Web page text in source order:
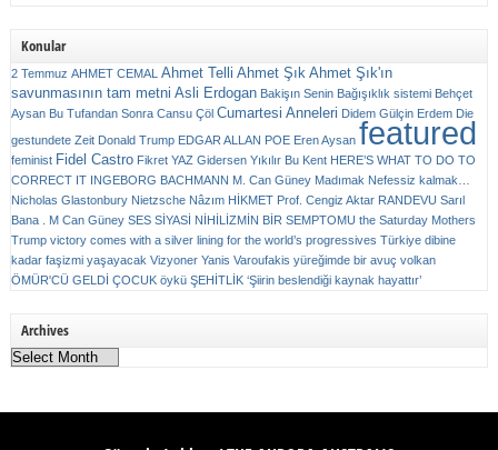
Konular
2 Temmuz AHMET CEMAL Ahmet Telli Ahmet Şık Ahmet Şık'ın
savunmasının tam metni Asli Erdogan Bakişın Senin Bağışıklık sistemi Behçet
Aysan Bu Tufandan Sonra Cansu Çöl Cumartesi Anneleri Didem Gülçin Erdem Die
gestundete Zeit Donald Trump EDGAR ALLAN POE Eren Aysan featured
feminist Fidel Castro Fikret YAZ Gidersen Yıkılır Bu Kent HERE’S WHAT TO DO TO
CORRECT IT INGEBORG BACHMANN M. Can Güney Madımak Nefessiz kalmak…
Nicholas Glastonbury Nietzsche Nâzım HİKMET Prof. Cengiz Aktar RANDEVU Sarıl
Bana . M Can Güney SES SİYASİ NİHİLİZMİN BİR SEMPTOMU the Saturday Mothers
Trump victory comes with a silver lining for the world’s progressives Türkiye dibine
kadar faşizmi yaşayacak Vizyoner Yanis Varoufakis yüreğimde bir avuç volkan
ÖMÜR'CÜ GELDİ ÇOCUK öykü ŞEHİTLİK ‘Şiirin beslendiği kaynak hayattır’
Archives
Archives